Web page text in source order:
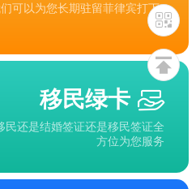
可以为您长期驻留菲律宾打下
移民绿卡
还是结婚签证还是移民签证全
方位为您服务